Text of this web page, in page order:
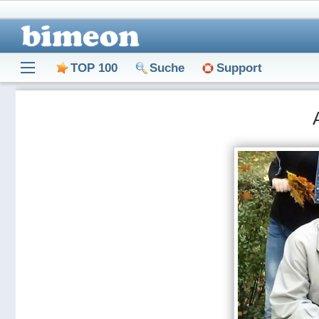
TOP 100 Suche Support